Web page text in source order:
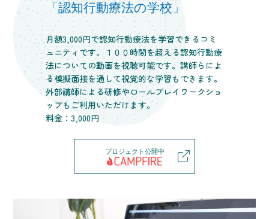
「認知行動療法の学校」
月額3,000円で認知行動療法を学習できるコミ
ュニティです。１００時間を超える認知行動療
法についての動画を視聴可能です。講師らによ
る模擬面接を通して視覚的な学習もできます。
外部講師による研修やロールプレイワークショ
ップもご利用いただけます。
料金：3,000円
プロジェクト公開中